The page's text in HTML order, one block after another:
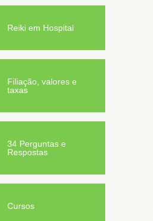
Reiki em Hospital
Filiação, valores e
taxas
34 Perguntas e
Respostas
Cursos